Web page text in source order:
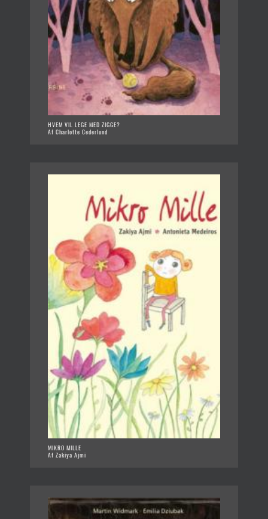
HVEM VIL LEGE MED ZIGGE?
Af Charlotte Cederlund
MIKRO MILLE
Af Zakiya Ajmi